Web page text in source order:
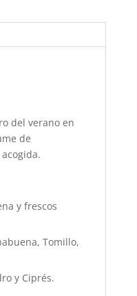
del verano en
de
y frescos
Tomillo,
y Ciprés.